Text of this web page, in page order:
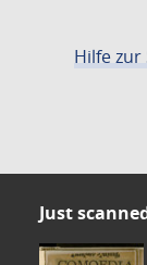
Hilfe zur
Just